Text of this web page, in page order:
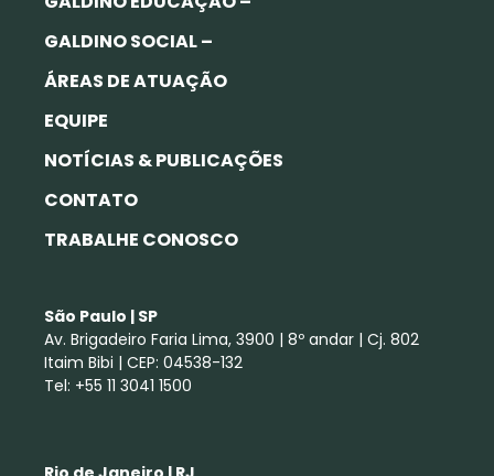
GALDINO SOCIAL –
ÁREAS DE ATUAÇÃO
EQUIPE
NOTÍCIAS & PUBLICAÇÕES
CONTATO
TRABALHE CONOSCO
São Paulo | SP
Av. Brigadeiro Faria Lima, 3900 | 8º andar | Cj. 802
Itaim Bibi | CEP: 04538-132
Tel: +55 11 3041 1500